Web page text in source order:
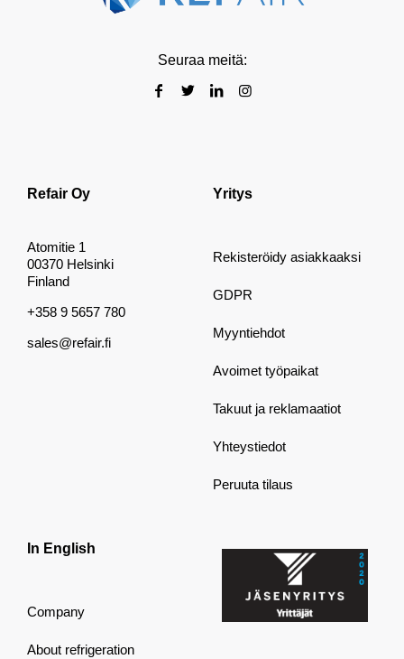
Seuraa meitä:
Refair Oy
Atomitie 1
00370 Helsinki
Finland
+358 9 5657 780
sales@refair.fi
Yritys
Rekisteröidy asiakkaaksi
GDPR
Myyntiehdot
Avoimet työpaikat
Takuut ja reklamaatiot
Yhteystiedot
Peruuta tilaus
In English
Company
About refrigeration